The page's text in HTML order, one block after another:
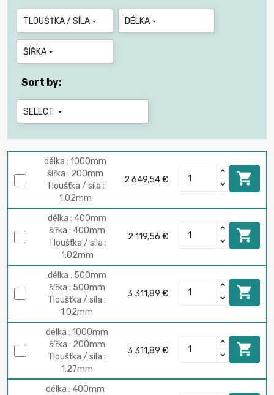
TLOUŠŤKA / SÍLA  DÉLKA 
ŠÍŘKA 
Sort by:
SELECT 
délka : 1000mm
šířka : 200mm
Tloušťka / síla :
1.02mm
2 649,54 € 
délka : 400mm
šířka : 400mm
Tloušťka / síla :
1.02mm
2 119,56 € 
délka : 500mm
šířka : 500mm
Tloušťka / síla :
1.02mm
3 311,89 € 
délka : 1000mm
šířka : 200mm
Tloušťka / síla :
1.27mm
3 311,89 € 
délka : 400mm